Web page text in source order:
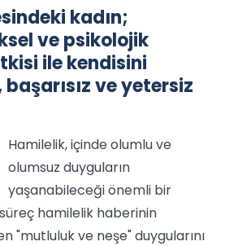
kadın;
ve psikolojik
ile kendisini
ve yetersiz
Hamilelik, içinde olumlu ve
olumsuz duyguların
yaşanabileceği önemli bir
hamilelik haberinin
"mutluluk ve neşe" duygularını